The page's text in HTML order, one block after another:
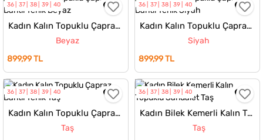
36 37 38 39 40
Kadın Kalın Topuklu Çapraz Bantlı Terlik
Beyaz
899,99 TL
36 37 38 39 40
Kadın Kalın Topuklu Çapraz Bantlı Terlik
Siyah
899,99 TL
36 37 38 39 40
Kadın Kalın Topuklu Çapraz Bantlı Terlik
Taş
36 37 38 39 40
Kadın Bilek Kemerli Kalın Topuklu Sandalet
Taş